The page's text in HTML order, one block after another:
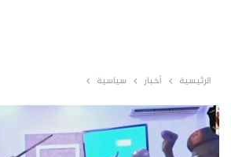
الرئيسية أخبار سياسية